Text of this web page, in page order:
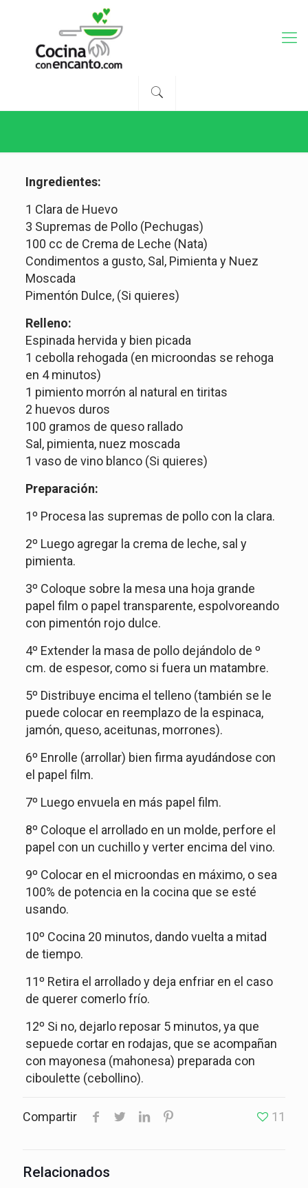
Ingredientes:
1 Clara de Huevo
3 Supremas de Pollo (Pechugas)
100 cc de Crema de Leche (Nata)
Condimentos a gusto, Sal, Pimienta y Nuez
Moscada
Pimentón Dulce, (Si quieres)
Relleno:
Espinada hervida y bien picada
1 cebolla rehogada (en microondas se rehoga
en 4 minutos)
1 pimiento morrón al natural en tiritas
2 huevos duros
100 gramos de queso rallado
Sal, pimienta, nuez moscada
1 vaso de vino blanco (Si quieres)
Preparación:
1º Procesa las supremas de pollo con la clara.
2º Luego agregar la crema de leche, sal y
pimienta.
3º Coloque sobre la mesa una hoja grande
papel film o papel transparente, espolvoreando
con pimentón rojo dulce.
4º Extender la masa de pollo dejándolo de º
cm. de espesor, como si fuera un matambre.
5º Distribuye encima el telleno (también se le
puede colocar en reemplazo de la espinaca,
jamón, queso, aceitunas, morrones).
6º Enrolle (arrollar) bien firma ayudándose con
el papel film.
7º Luego envuela en más papel film.
8º Coloque el arrollado en un molde, perfore el
papel con un cuchillo y verter encima del vino.
9º Colocar en el microondas en máximo, o sea
100% de potencia en la cocina que se esté
usando.
10º Cocina 20 minutos, dando vuelta a mitad
de tiempo.
11º Retira el arrollado y deja enfriar en el caso
de querer comerlo frío.
12º Si no, dejarlo reposar 5 minutos, ya que
sepuede cortar en rodajas, que se acompañan
con mayonesa (mahonesa) preparada con
ciboulette (cebollino).
Compartir 11
Relacionados